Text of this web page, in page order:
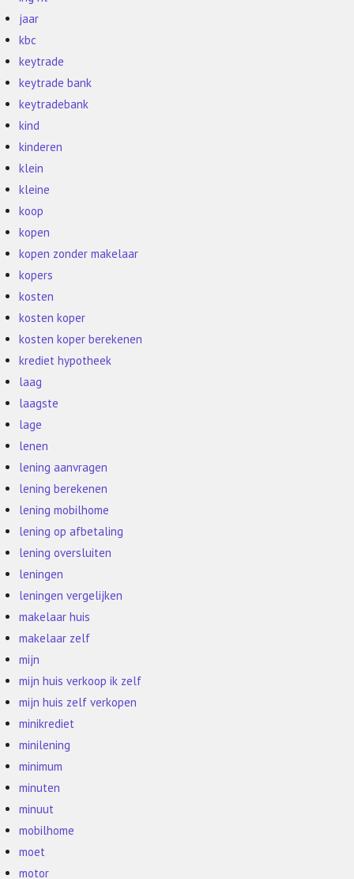
jaar
kbc
keytrade
keytrade bank
keytradebank
kind
kinderen
klein
kleine
koop
kopen
kopen zonder makelaar
kopers
kosten
kosten koper
kosten koper berekenen
krediet hypotheek
laag
laagste
lage
lenen
lening aanvragen
lening berekenen
lening mobilhome
lening op afbetaling
lening oversluiten
leningen
leningen vergelijken
makelaar huis
makelaar zelf
mijn
mijn huis verkoop ik zelf
mijn huis zelf verkopen
minikrediet
minilening
minimum
minuten
minuut
mobilhome
moet
motor